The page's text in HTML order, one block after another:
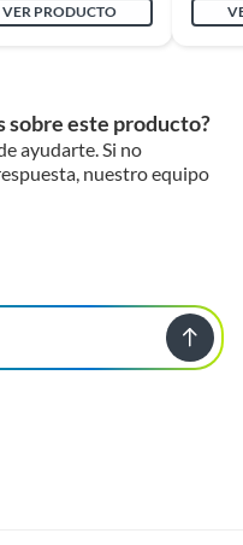
VER PRODUCTO
sobre este producto?
ayudarte. Si no
nuestro equipo